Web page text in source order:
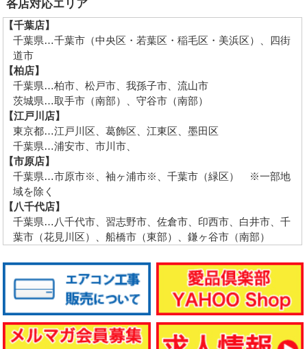
各店対応エリア
【千葉店】
千葉県…千葉市（中央区・若葉区・稲毛区・美浜区）、四街
道市
【柏店】
千葉県…柏市、松戸市、我孫子市、流山市
茨城県…取手市（南部）、守谷市（南部）
【江戸川店】
東京都…江戸川区、葛飾区、江東区、墨田区
千葉県…浦安市、市川市、
【市原店】
千葉県…市原市※、袖ヶ浦市※、千葉市（緑区） ※一部地
域を除く
【八千代店】
千葉県…八千代市、習志野市、佐倉市、印西市、白井市、千
葉市（花見川区）、船橋市（東部）、鎌ヶ谷市（南部）